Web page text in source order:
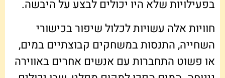
בפעילויות שלא היו יכולים לבצע על היבשה.
חוויות אלה עשויות לכלול שיפור בכישורי
השחייה, התנסות במשחקים קבוצתיים במים,
או פשוט התחברות עם אנשים אחרים באווירה